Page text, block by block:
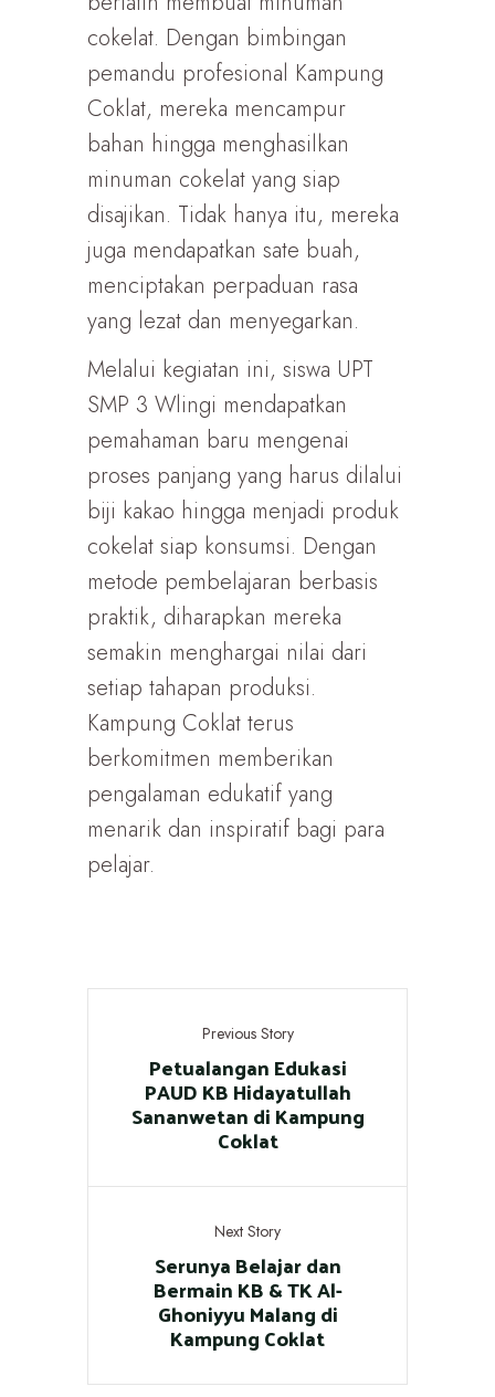
cokelat. Dengan bimbingan
pemandu profesional Kampung
Coklat, mereka mencampur
bahan hingga menghasilkan
minuman cokelat yang siap
disajikan. Tidak hanya itu, mereka
juga mendapatkan sate buah,
menciptakan perpaduan rasa
yang lezat dan menyegarkan.
Melalui kegiatan ini, siswa UPT
SMP 3 Wlingi mendapatkan
pemahaman baru mengenai
proses panjang yang harus dilalui
biji kakao hingga menjadi produk
cokelat siap konsumsi. Dengan
metode pembelajaran berbasis
praktik, diharapkan mereka
semakin menghargai nilai dari
setiap tahapan produksi.
Kampung Coklat terus
berkomitmen memberikan
pengalaman edukatif yang
menarik dan inspiratif bagi para
pelajar.
Previous Story
Petualangan Edukasi
PAUD KB Hidayatullah
Sananwetan di Kampung
Coklat
Next Story
Serunya Belajar dan
Bermain KB & TK Al-
Ghoniyyu Malang di
Kampung Coklat